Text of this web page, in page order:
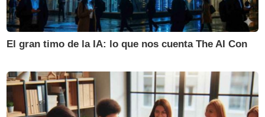
El gran timo de la IA: lo que nos cuenta The AI Con